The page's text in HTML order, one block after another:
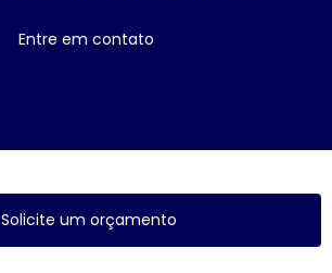
Entre em contato
Solicite um orçamento